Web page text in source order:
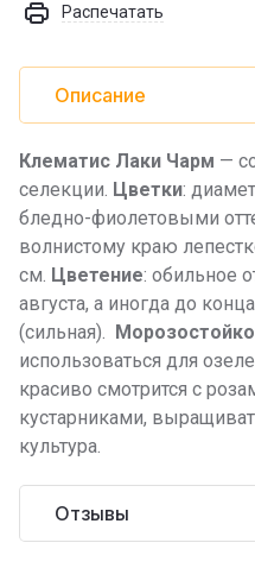
Распечатать
Описание
Клематис Лаки Чарм —
селекции. Цветки:
бледно-фиолетовыми
волнистому краю
см. Цветение: обильное
августа, а иногда до
(сильная).
использоваться для
красиво смотрится с
кустарниками,
культура.
Отзывы